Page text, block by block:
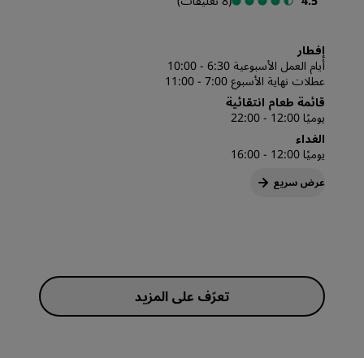
إفطار
أيام العمل الأسبوعية 6:30 - 10:00
عطلات نهاية الأسبوع 7:00 - 11:00
قائمة طعام انتقائية
يوميًا 12:00 - 22:00
الغداء
يوميًا 12:00 - 16:00
عرض سريع